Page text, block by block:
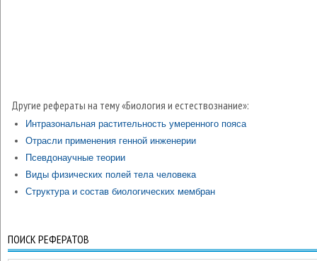
Другие рефераты на тему «Биология и естествознание»:
Интразональная растительность умеренного пояса
Отрасли применения генной инженерии
Псевдонаучные теории
Виды физических полей тела человека
Структура и состав биологических мембран
ПОИСК РЕФЕРАТОВ